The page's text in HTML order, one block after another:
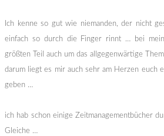
Ich kenne so gut wie niemanden, der nicht
einfach so durch die Finger rinnt … bei
größten Teil auch um das allgegenwärtige
darum liegt es mir auch sehr am Herzen euch
geben …
ich hab schon einige Zeitmanagementbücher
Gleiche …